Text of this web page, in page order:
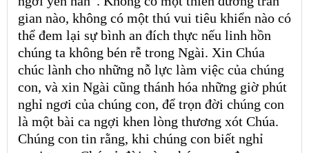
gian nào, không có một thú vui tiêu khiển nào có
thể đem lại sự bình an đích thực nếu linh hồn
chúng ta không bén rễ trong Ngài. Xin Chúa
chúc lành cho những nỗ lực làm việc của chúng
con, và xin Ngài cũng thánh hóa những giờ phút
nghỉ ngơi của chúng con, để trọn đời chúng con
là một bài ca ngợi khen lòng thương xót Chúa.
Chúng con tin rằng, khi chúng con biết nghỉ